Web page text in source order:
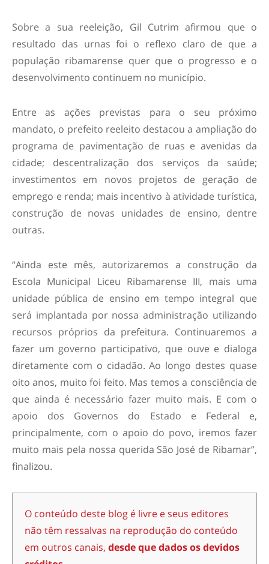
Sobre a sua reeleição, Gil Cutrim afirmou que o
resultado das urnas foi o reflexo claro de que a
população ribamarense quer que o progresso e o
desenvolvimento continuem no município.
Entre as ações previstas para o seu próximo
mandato, o prefeito reeleito destacou a ampliação do
programa de pavimentação de ruas e avenidas da
cidade; descentralização dos serviços da saúde;
investimentos em novos projetos de geração de
emprego e renda; mais incentivo à atividade turística,
construção de novas unidades de ensino, dentre
outras.
“Ainda este mês, autorizaremos a construção da
Escola Municipal Liceu Ribamarense III, mais uma
unidade pública de ensino em tempo integral que
será implantada por nossa administração utilizando
recursos próprios da prefeitura. Continuaremos a
fazer um governo participativo, que ouve e dialoga
diretamente com o cidadão. Ao longo destes quase
oito anos, muito foi feito. Mas temos a consciência de
que ainda é necessário fazer muito mais. E com o
apoio dos Governos do Estado e Federal e,
principalmente, com o apoio do povo, iremos fazer
muito mais pela nossa querida São José de Ribamar”,
finalizou.
O conteúdo deste blog é livre e seus editores
não têm ressalvas na reprodução do conteúdo
em outros canais, desde que dados os devidos